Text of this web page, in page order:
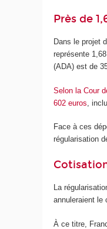
Près de
Dans le projet
représente
(ADA) est de
Selon la Cour
602 euros ,
Face à ces
régularisation
La
annuleraient le
À ce titre,